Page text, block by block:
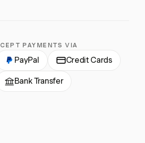
PAYMENTS VIA
PayPal Credit Cards
Bank Transfer